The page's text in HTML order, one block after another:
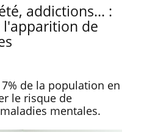
addictions... :
de
de la population en
le risque de
mentales.